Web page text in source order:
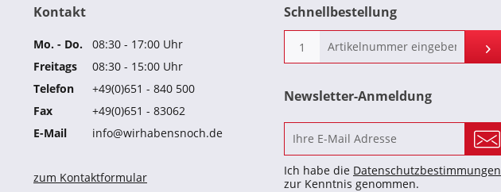
Kontakt
Mo. - Do.
08:30 - 17:00 Uhr
Freitags
08:30 - 15:00 Uhr
Telefon
+49(0)651 - 840 500
Fax
+49(0)651 - 83062
E-Mail
info@wirhabensnoch.de
zum Kontaktformular
Schnellbestellung
Newsletter-Anmeldung
Ich habe die Datenschutzbestimmungen
zur Kenntnis genommen.